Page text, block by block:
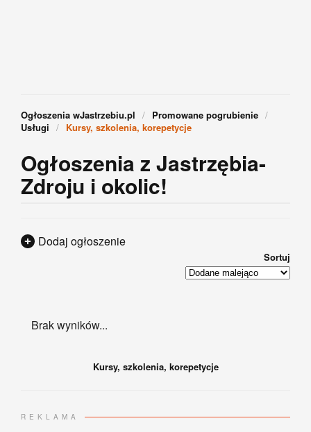
Ogłoszenia wJastrzebiu.pl
Promowane pogrubienie
Usługi
Kursy, szkolenia, korepetycje
Ogłoszenia z Jastrzębia-
Zdroju i okolic!
Dodaj ogłoszenie
Sortuj
Brak wyników...
Kursy, szkolenia, korepetycje
REKLAMA